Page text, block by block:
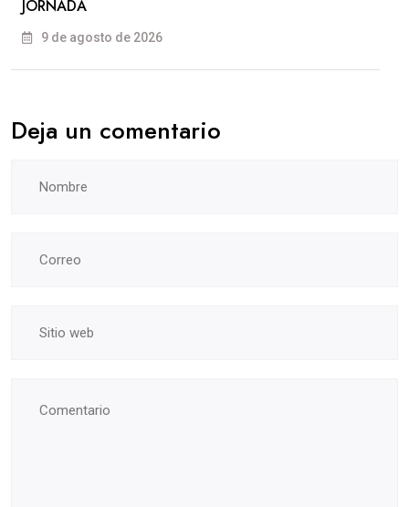
JORNADA
9 de agosto de 2026
Deja un comentario